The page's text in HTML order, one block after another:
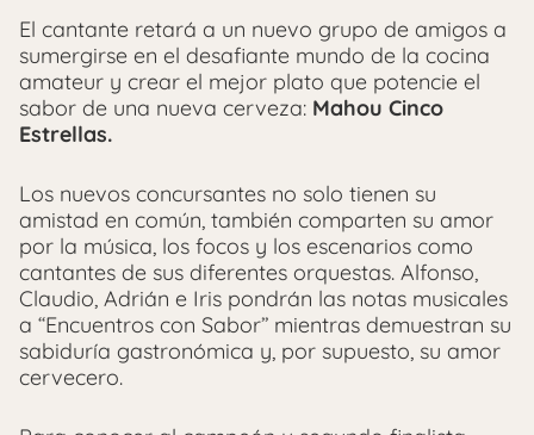
El cantante retará a un nuevo grupo de amigos a
sumergirse en el desafiante mundo de la cocina
amateur y crear el mejor plato que potencie el
sabor de una nueva cerveza: Mahou Cinco
Estrellas.
Los nuevos concursantes no solo tienen su
amistad en común, también comparten su amor
por la música, los focos y los escenarios como
cantantes de sus diferentes orquestas. Alfonso,
Claudio, Adrián e Iris pondrán las notas musicales
a ‘‘Encuentros con Sabor’’ mientras demuestran su
sabiduría gastronómica y, por supuesto, su amor
cervecero.